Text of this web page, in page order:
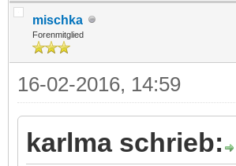
mischka
Forenmitglied
16-02-2016, 14:59
karlma schrieb: